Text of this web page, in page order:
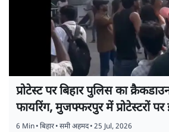
प्रोटेस्ट पर बिहार पुलिस का
फायरिंग, मुजफ्फरपुर में प्रोटेस्टरों पर
6 Min•बिहार•समी अहमद•25 Jul, 2026